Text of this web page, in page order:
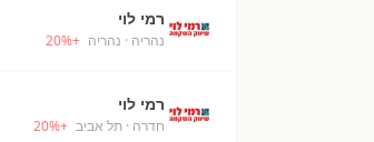
רמי לוי
נהריה · נהריה +
20%
רמי לוי
חדרה · תל אביב +
20%